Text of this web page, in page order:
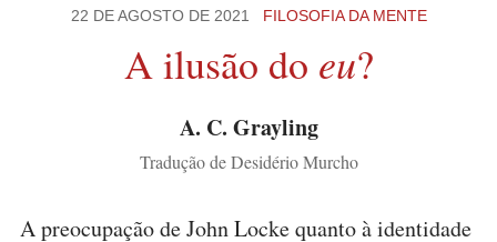
22 DE AGOSTO DE 2021 FILOSOFIA DA MENTE
A ilusão do eu?
A. C. Grayling
Tradução de Desidério Murcho
A preocupação de John Locke quanto à identidade